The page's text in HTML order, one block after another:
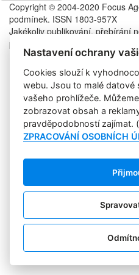
Copyright © 2004-2020 Focus
podmínek. ISSN 1803-957X
Jakékoliv publikování, přebírání
písemného souhlasu Focus
Pro
PR
Nastavení ochrany
Cookies slouží k
webu. Jsou to malé datové
vašeho prohlížeče.
zobrazovat obsah a
pravděpodobností zajímat. (
ZPRACOVÁNÍ OSOBNÍCH